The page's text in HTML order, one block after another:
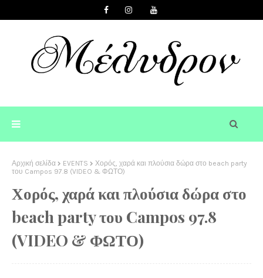
Αρχική σελίδα EVENTS
Χορός, χαρά και πλούσια δώρα στο beach party
του Campos 97.8 (VIDEO & ΦΩΤΟ)
Χορός, χαρά και πλούσια δώρα στο
beach party του Campos 97.8
(VIDEO & ΦΩΤΟ)